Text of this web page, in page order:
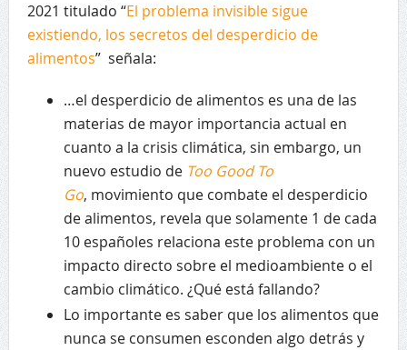
2021 titulado “El problema invisible sigue
existiendo, los secretos del desperdicio de
alimentos” señala:
…el desperdicio de alimentos es una de las
materias de mayor importancia actual en
cuanto a la crisis climática, sin embargo, un
nuevo estudio de Too Good To
Go, movimiento que combate el desperdicio
de alimentos, revela que solamente 1 de cada
10 españoles relaciona este problema con un
impacto directo sobre el medioambiente o el
cambio climático. ¿Qué está fallando?
Lo importante es saber que los alimentos que
nunca se consumen esconden algo detrás y